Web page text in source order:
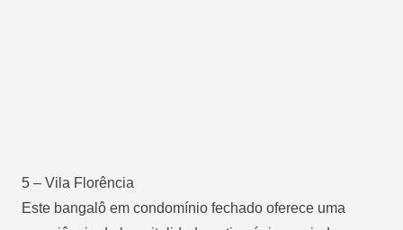
5 – Vila Florência
Este bangalô em condomínio fechado oferece uma